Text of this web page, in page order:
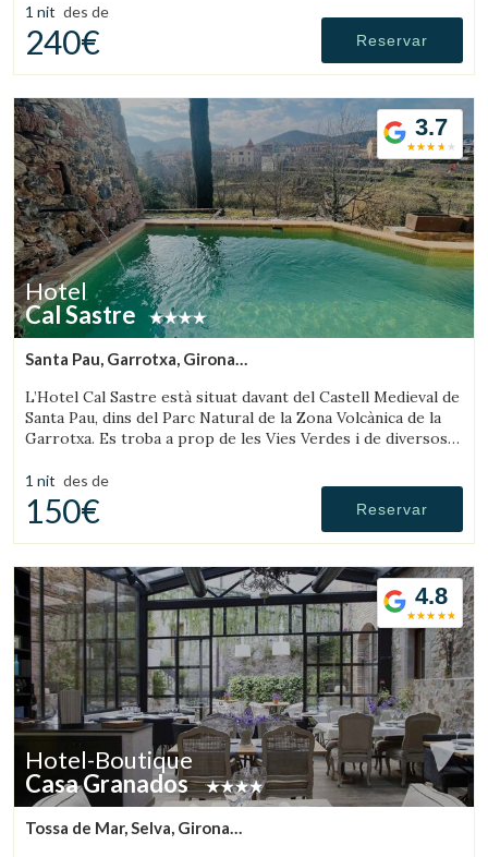
1 nit des de
240€ Reservar
3.7
Hotel
Cal Sastre
Santa Pau, Garrotxa, Girona
L’Hotel Cal Sastre està situat davant del Castell Medieval de
Santa Pau, dins del Parc Natural de la Zona Volcànica de la
Garrotxa. Es troba a prop de les Vies Verdes i de diversos
1 nit des de
150€ Reservar
4.8
Hotel-Boutique
Casa Granados
Tossa de Mar, Selva, Girona